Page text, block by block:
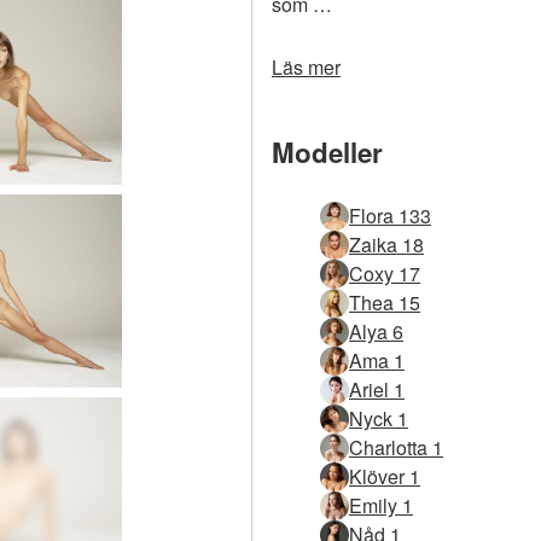
Läs mer
Modeller
Flora 133
Zaika 18
Coxy 17
Thea 15
Alya 6
Ama 1
Ariel 1
Nyck 1
Charlotta 1
Klöver 1
Emily 1
Nåd 1